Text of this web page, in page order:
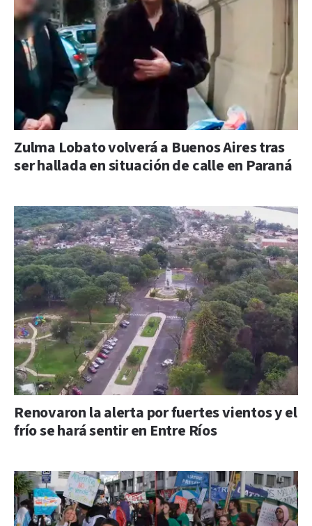
Zulma Lobato volverá a Buenos Aires tras
ser hallada en situación de calle en Paraná
Renovaron la alerta por fuertes vientos y el
frío se hará sentir en Entre Ríos